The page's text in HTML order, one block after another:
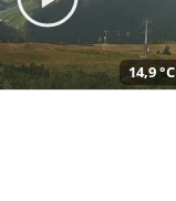
14,9 °C